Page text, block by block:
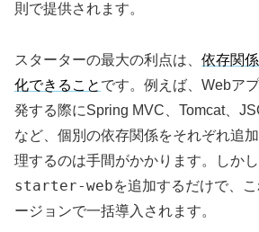
則で提供されます。
スターターの最大の利点は、 依存関
化できること です。例えば、Webア
発する際にSpring MVC、Tomcat、
など、個別の依存関係をそれぞれ追
理するのは手間がかかります。しかし
starter-webを追加するだけで、
ージョンで一括導入されます。